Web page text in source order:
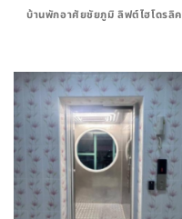
บ้านพักอาศัยชัยภูมิ ลิฟต์ไฮโดรลิค